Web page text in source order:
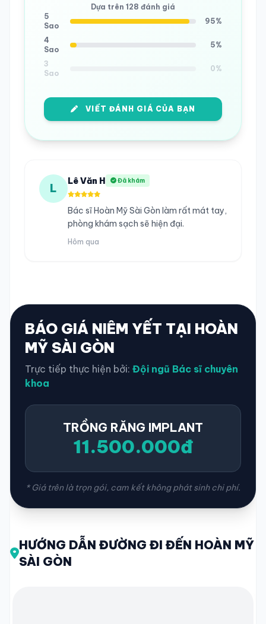
Dựa trên 128 đánh giá
5
Sao
95%
4
Sao
5%
3
Sao
0%
VIẾT ĐÁNH GIÁ CỦA BẠN
L
Lê Văn H Đã khám
Bác sĩ Hoàn Mỹ Sài Gòn làm rất mát tay,
phòng khám sạch sẽ hiện đại.
Hôm qua
BÁO GIÁ NIÊM YẾT TẠI HOÀN
MỸ SÀI GÒN
Trực tiếp thực hiện bởi: Đội ngũ Bác sĩ chuyên
khoa
TRỒNG RĂNG IMPLANT
11.500.000đ
* Giá trên là trọn gói, cam kết không phát sinh chi phí.
HƯỚNG DẪN ĐƯỜNG ĐI ĐẾN HOÀN MỸ
SÀI GÒN